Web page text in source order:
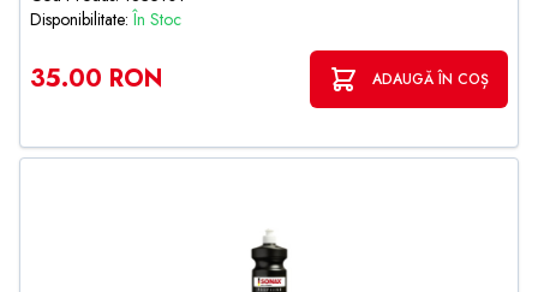
Disponibilitate:În Stoc
35.00 RON ADAUGĂ ÎN COȘ